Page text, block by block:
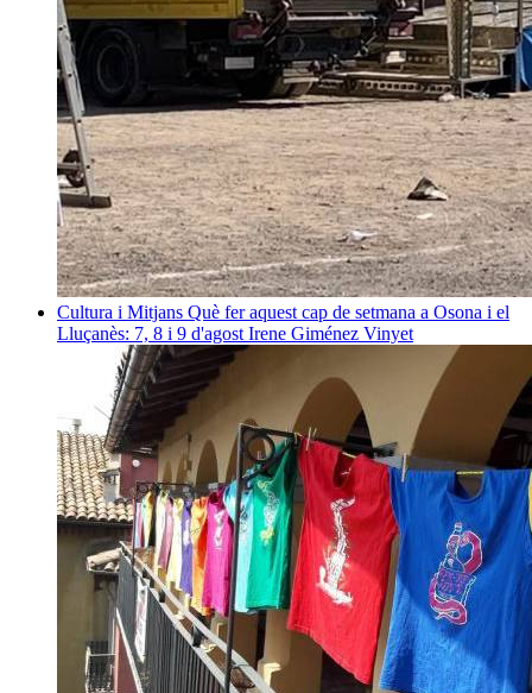
Cultura i Mitjans Què fer aquest cap de setmana a Osona i el
Lluçanès: 7, 8 i 9 d'agost Irene Giménez Vinyet